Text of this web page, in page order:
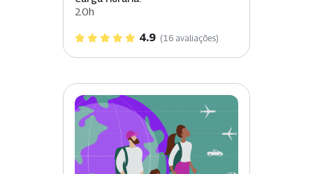
20h
4.9 (16 avaliações)